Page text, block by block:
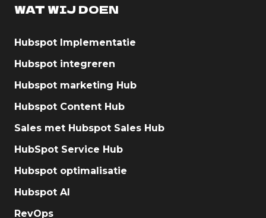
WAT WIJ DOEN
Hubspot Implementatie
Hubspot integreren
Hubspot marketing Hub
Hubspot Content Hub
Sales met Hubspot Sales Hub
HubSpot Service Hub
Hubspot optimalisatie
Hubspot AI
RevOps